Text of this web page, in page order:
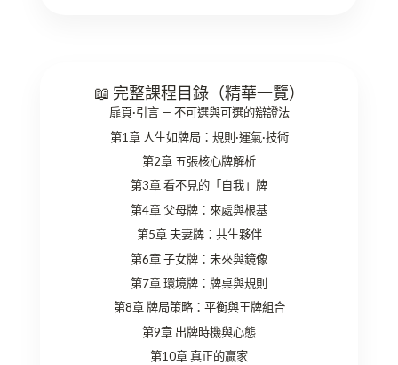
📖 完整課程目錄（精華一覽）
扉頁·引言— 不可選與可選的辯證法
第1章人生如牌局：規則·運氣·技術
第2章 五張核心牌解析
第3章看不見的「自我」牌
第4章 父母牌：來處與根基
第5章夫妻牌：共生夥伴
第6章子女牌：未來與鏡像
第7章環境牌：牌桌與規則
第8章牌局策略：平衡與王牌組合
第9章 出牌時機與心態
第10章真正的贏家